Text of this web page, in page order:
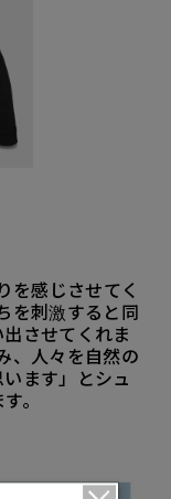
を感じさせてく
を刺激すると同
させてくれま
、人々を自然の
ます」とシュ
。